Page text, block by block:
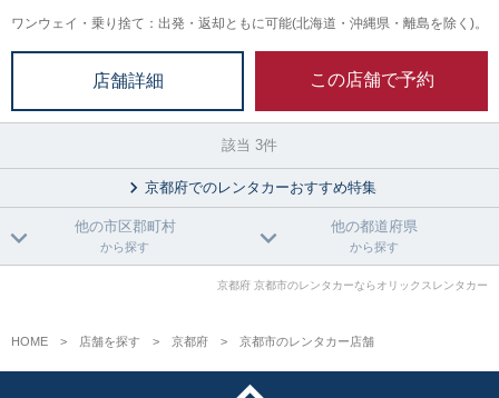
ワンウェイ・乗り捨て：出発・返却ともに可能(北海道・沖縄県・離島を除く)。
店舗詳細 この店舗で予約
該当 3件
京都府でのレンタカーおすすめ特集
他の市区郡町村
から探す
他の都道府県
から探す
京都府 京都市のレンタカーならオリックスレンタカー
HOME 店舗を探す 京都府 京都市のレンタカー店舗